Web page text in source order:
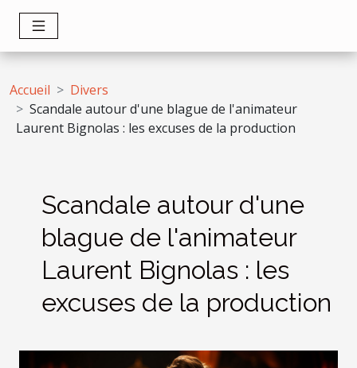
Accueil
Divers
Scandale autour d'une blague de l'animateur
Laurent Bignolas : les excuses de la production
Scandale autour d'une
blague de l'animateur
Laurent Bignolas : les
excuses de la production